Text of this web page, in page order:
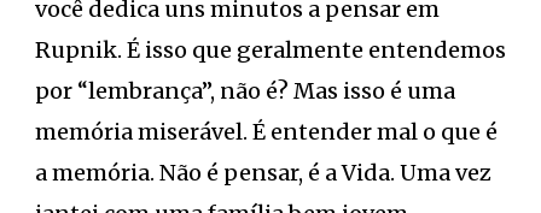
você dedica uns minutos a pensar em
Rupnik. É isso que geralmente entendemos
por “lembrança”, não é? Mas isso é uma
memória miserável. É entender mal o que é
a memória. Não é pensar, é a Vida. Uma vez